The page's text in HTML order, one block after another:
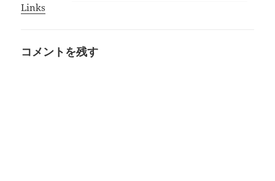
Links
コメントを残す